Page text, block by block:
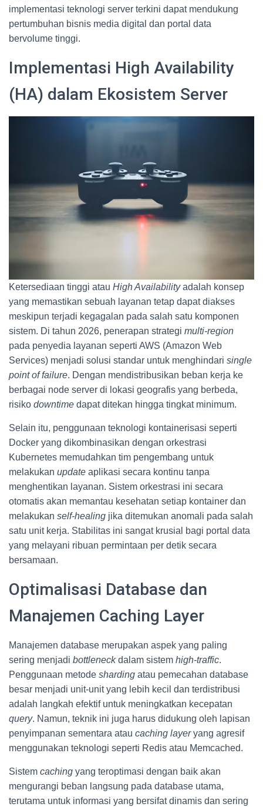
implementasi teknologi server terkini dapat mendukung
pertumbuhan bisnis media digital dan portal data
bervolume tinggi.
Implementasi High Availability
(HA) dalam Ekosistem Server
Ketersediaan tinggi atau High Availabilityadalah konsep
yang memastikan sebuah layanan tetap dapat diakses
meskipun terjadi kegagalan pada salah satu komponen
sistem. Di tahun 2026, penerapan strategi multi-region
pada penyedia layanan seperti AWS (Amazon Web
Services) menjadi solusi standar untuk menghindari single
point of failure. Dengan mendistribusikan beban kerja ke
berbagai node server di lokasi geografis yang berbeda,
risiko downtime dapat ditekan hingga tingkat minimum.
Selain itu, penggunaan teknologi kontainerisasi seperti
Docker yang dikombinasikan dengan orkestrasi
Kubernetes memudahkan tim pengembang untuk
melakukan update aplikasi secara kontinu tanpa
menghentikan layanan. Sistem orkestrasi ini secara
otomatis akan memantau kesehatan setiap kontainer dan
melakukan self-healing jika ditemukan anomali pada salah
satu unit kerja. Stabilitas ini sangat krusial bagi portal data
yang melayani ribuan permintaan per detik secara
bersamaan.
Optimalisasi Database dan
Manajemen Caching Layer
Manajemen database merupakan aspek yang paling
sering menjadi bottleneckdalam sistem high-traffic.
Penggunaan metode sharding atau pemecahan database
besar menjadi unit-unit yang lebih kecil dan terdistribusi
adalah langkah efektif untuk meningkatkan kecepatan
query. Namun, teknik ini juga harus didukung oleh lapisan
penyimpanan sementara atau caching layeryang agresif
menggunakan teknologi seperti Redis atau Memcached.
Sistem caching yang teroptimasi dengan baik akan
mengurangi beban langsung pada database utama,
terutama untuk informasi yang bersifat dinamis dan sering